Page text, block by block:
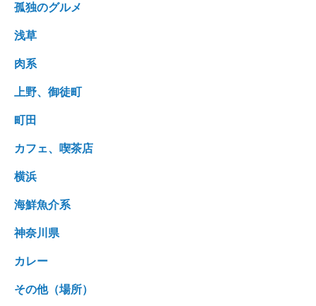
孤独のグルメ
浅草
肉系
上野、御徒町
町田
カフェ、喫茶店
横浜
海鮮魚介系
神奈川県
カレー
その他（場所）